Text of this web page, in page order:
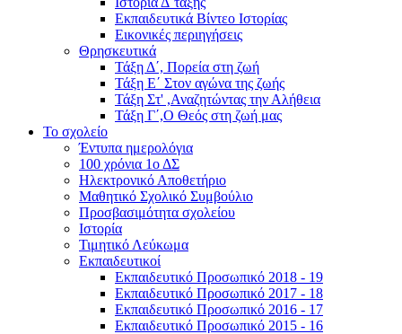
Εκπαιδευτικά Βίντεο Ιστορίας
Εικονικές περιηγήσεις
Θρησκευτικά
Τάξη Δ΄, Πορεία στη ζωή
Τάξη Ε΄ Στον αγώνα της ζωής
Τάξη Στ' ,Αναζητώντας την Αλήθεια
Τάξη Γ΄,Ο Θεός στη ζωή μας
Το σχολείο
Έντυπα ημερολόγια
100 χρόνια 1ο ΔΣ
Ηλεκτρονικό Αποθετήριο
Μαθητικό Σχολικό Συμβούλιο
Προσβασιμότητα σχολείου
Ιστορία
Τιμητικό Λεύκωμα
Εκπαιδευτικοί
Εκπαιδευτικό Προσωπικό 2018 - 19
Εκπαιδευτικό Προσωπικό 2017 - 18
Εκπαιδευτικό Προσωπικό 2016 - 17
Εκπαιδευτικό Προσωπικό 2015 - 16